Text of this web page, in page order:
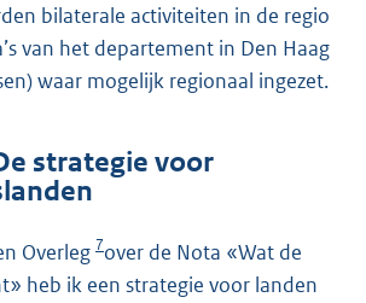
bilaterale activiteiten in de regio
van het departement in Den Haag
waar mogelijk regionaal ingezet.
strategie voor
Overleg 7over de Nota «Wat de
heb ik een strategie voor landen